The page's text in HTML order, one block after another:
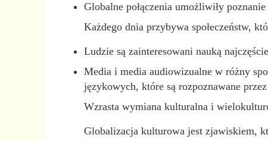
Globalne połączenia umożliwiły
Każdego dnia przybywa społeczeństw,
Ludzie są zainteresowani nauką
Media i media audiowizualne w różny
językowych, które są rozpoznawane
Wzrasta wymiana kulturalna i
Globalizacja kulturowa jest zjawiskiem,